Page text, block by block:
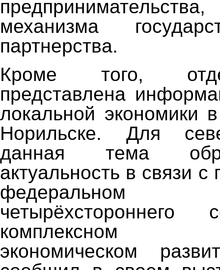
механизма
партнерства.
Кроме того,
представлена
локальной экономики
Норильске. Для
данная тема
актуальность в связи
четырёхстороннего
комплексном
экономическом